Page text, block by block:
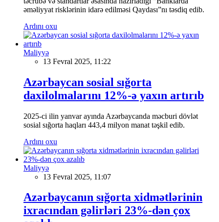
əməliyyat risklərinin idarə edilməsi Qaydası”nı təsdiq edib.
Ardını oxu
Maliyyə
13 Fevral 2025, 11:22
Azərbaycan sosial sığorta
daxilolmalarını 12%-ə yaxın artırıb
2025-ci ilin yanvar ayında Azərbaycanda məcburi dövlət
sosial sığorta haqları 443,4 milyon manat təşkil edib.
Ardını oxu
Maliyyə
13 Fevral 2025, 11:07
Azərbaycanın sığorta xidmətlərinin
ixracından gəlirləri 23%-dən çox